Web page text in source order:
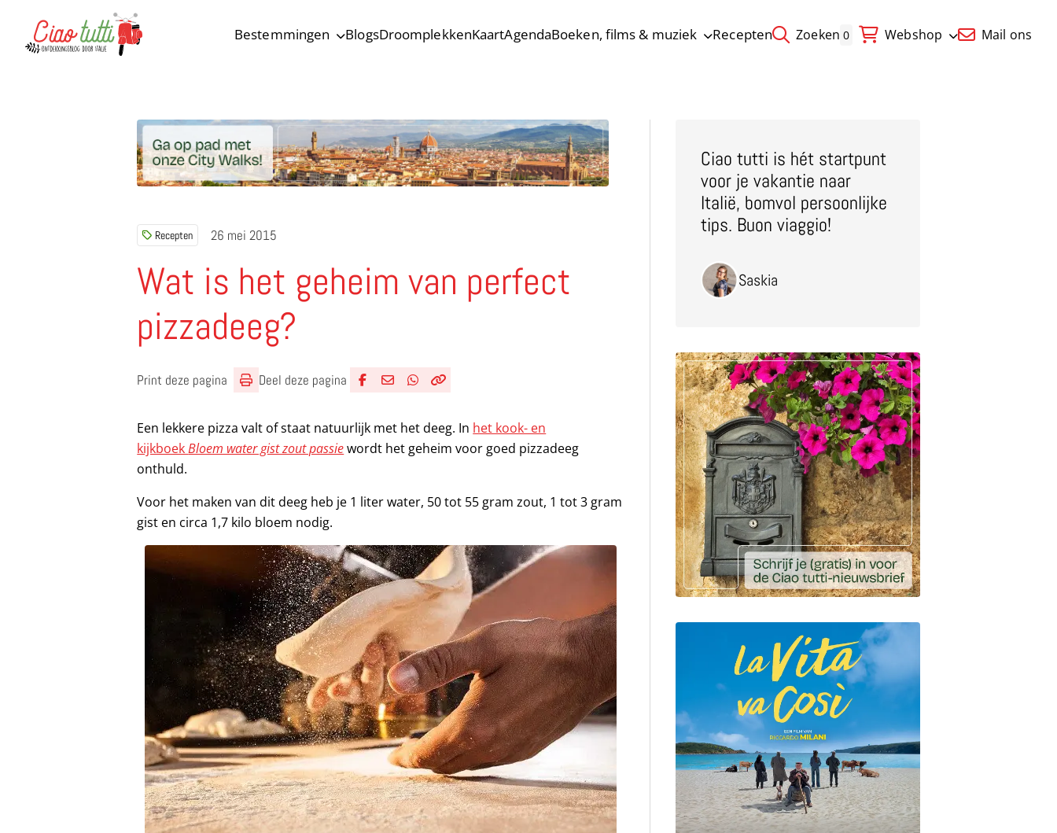
Bestemmingen BlogsDroomplekkenKaartAgendaBoeken, films & muziek Recepten Zoeken 0 Webshop Mail ons
Recepten 26 mei 2015
Wat is het geheim van perfect
pizzadeeg?
Print deze pagina
Deel deze pagina
Een lekkere pizza valt of staat natuurlijk met het deeg. In het kook- en
kijkboekBloem water gist zout passiewordt het geheim voor goed pizzadeeg
onthuld.
Voor het maken van dit deeg heb je 1 liter water, 50 tot 55 gram zout, 1 tot 3 gram
gist en circa 1,7 kilo bloem nodig.
Ciao tutti is hét startpunt
voor je vakantie naar
Italië, bomvol persoonlijke
tips. Buon viaggio!
Saskia